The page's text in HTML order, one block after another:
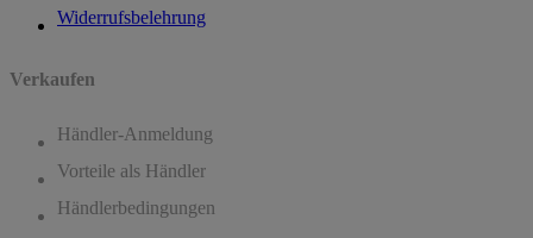
Widerrufsbelehrung
Verkaufen
Händler-Anmeldung
Vorteile als Händler
Händlerbedingungen